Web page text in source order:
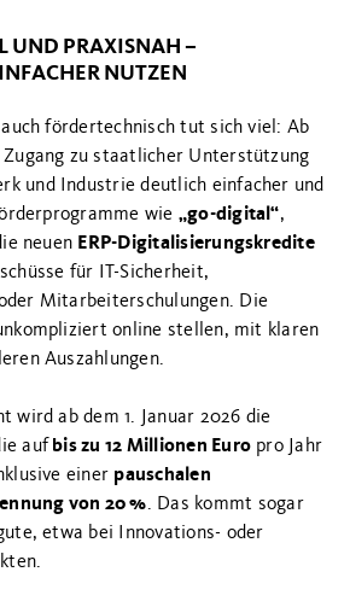
UND PRAXISNAH –
NUTZEN
fördertechnisch tut sich viel: Ab
zu staatlicher Unterstützung
und Industrie deutlich einfacher und
wie „go-digital“,
neuen ERP-Digitalisierungskredite
für IT-Sicherheit,
Mitarbeiterschulungen. Die
online stellen, mit klaren
Auszahlungen.
wird ab dem 1. Januar 2026 die
aufbis zu 12 Millionen Euro pro Jahr
einer pauschalen
von 20 %. Das kommt sogar
etwa bei Innovations- oder